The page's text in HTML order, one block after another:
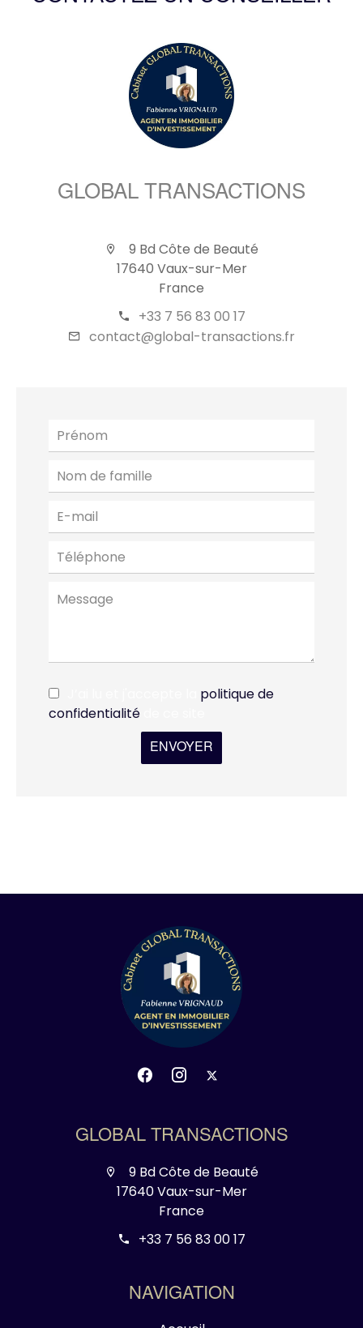
GLOBAL TRANSACTIONS
9 Bd Côte de Beauté
17640 Vaux-sur-Mer
France
+33 7 56 83 00 17
contact@global-transactions.fr
politique de
confidentialité
ENVOYER
GLOBAL TRANSACTIONS
9 Bd Côte de Beauté
17640 Vaux-sur-Mer
France
+33 7 56 83 00 17
NAVIGATION